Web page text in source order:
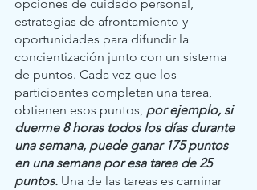
opciones de cuidado personal,
estrategias de afrontamiento y
oportunidades para difundir la
concientización junto con un sistema
de puntos. Cada vez que los
participantes completan una tarea,
obtienen esos puntos, por ejemplo, si
duerme 8 horas todos los días durante
una semana, puede ganar 175 puntos
en una semana por esa tarea de 25
puntos. Una de las tareas es caminar